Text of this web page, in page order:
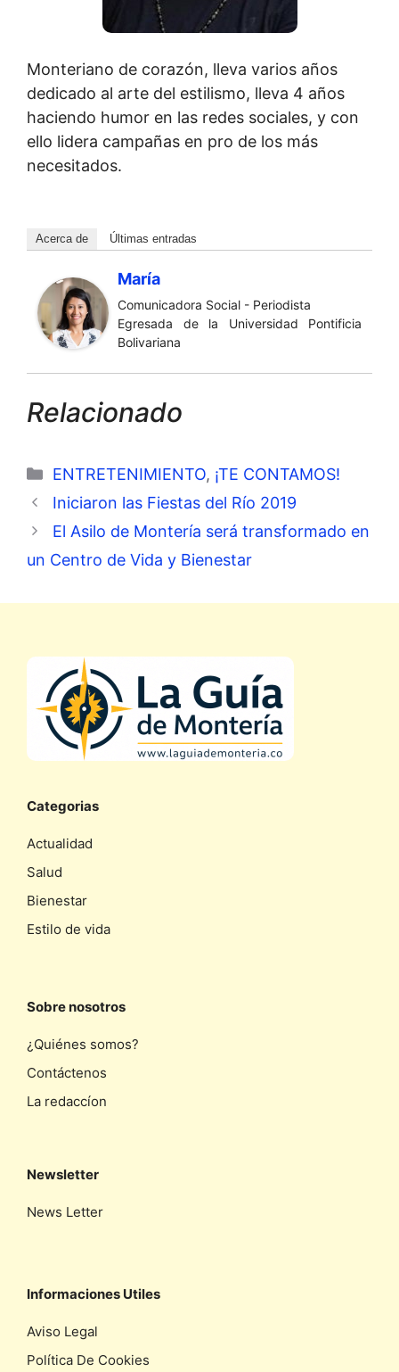
Monteriano de corazón, lleva varios años
dedicado al arte del estilismo, lleva 4 años
haciendo humor en las redes sociales, y con
ello lidera campañas en pro de los más
necesitados.
Acerca de Últimas entradas
María
Comunicadora Social - Periodista
Egresada de la Universidad Pontificia
Bolivariana
Relacionado
Categorías
ENTRETENIMIENTO, ¡TE CONTAMOS!
Iniciaron las Fiestas del Río 2019
El Asilo de Montería será transformado en
un Centro de Vida y Bienestar
Categorias
Actualidad
Salud
Bienestar
Estilo de vida
Sobre nosotros
¿Quiénes somos?
Contáctenos
La redaccíon
Newsletter
News Letter
Informaciones Utiles
Aviso Legal
Política De Cookies